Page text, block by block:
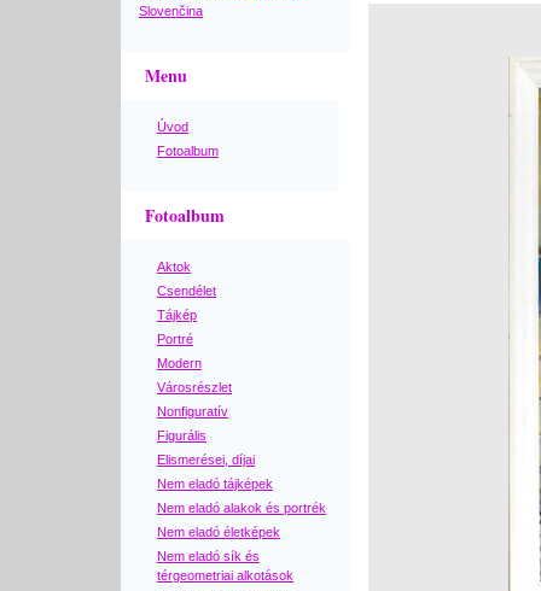
Slovenčina
Menu
Úvod
Fotoalbum
Fotoalbum
Aktok
Csendélet
Tájkép
Portré
Modern
Városrészlet
Nonfiguratív
Figurális
Elismerései, díjai
Nem eladó tájképek
Nem eladó alakok és portrék
Nem eladó életképek
Nem eladó sík és
térgeometriai alkotások